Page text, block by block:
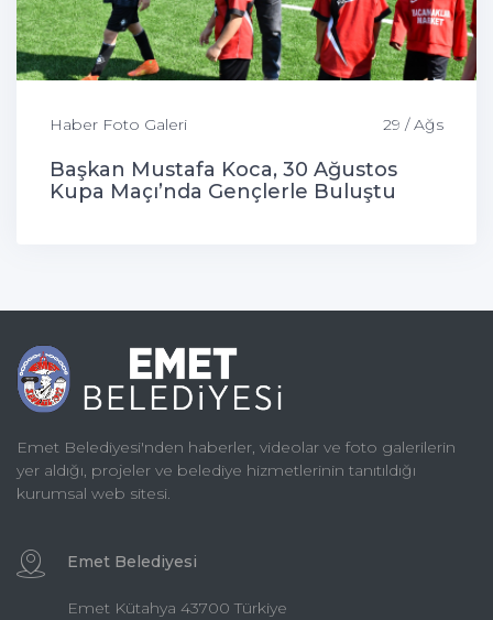
Haber Foto Galeri 29 / Ağs
Başkan Mustafa Koca, 30 Ağustos
Kupa Maçı’nda Gençlerle Buluştu
Emet Belediyesi'nden haberler, videolar ve foto galerilerin
yer aldığı, projeler ve belediye hizmetlerinin tanıtıldığı
kurumsal web sitesi.
Emet Belediyesi
Emet Kütahya 43700 Türkiye